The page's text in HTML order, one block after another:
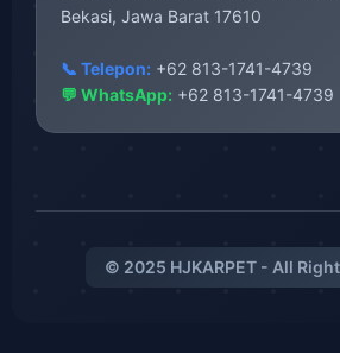
Bekasi, Jawa Barat 17610
📞 Telepon: +62 813-1741-4739
💬 WhatsApp: +62 813-1741-4739
© 2025 HJKARPET - All